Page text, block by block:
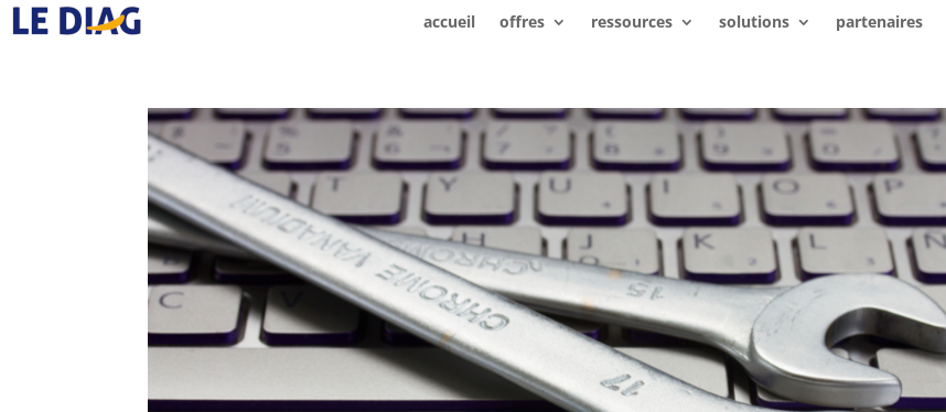
accueil offres ressources solutions partenaires